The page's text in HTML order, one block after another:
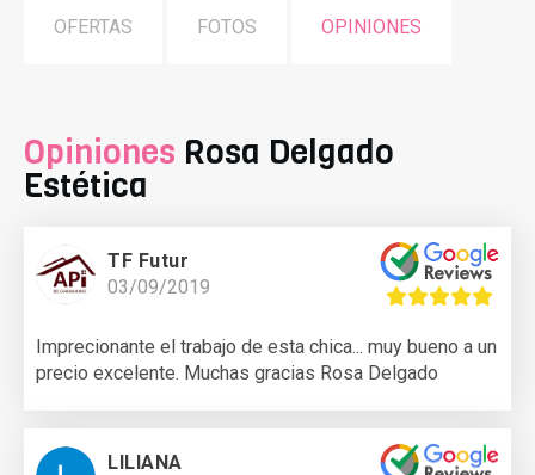
OFERTAS FOTOS OPINIONES
Opiniones Rosa Delgado
Estética
TF Futur
03/09/2019
Imprecionante el trabajo de esta chica... muy bueno a un
precio excelente. Muchas gracias Rosa Delgado
LILIANA